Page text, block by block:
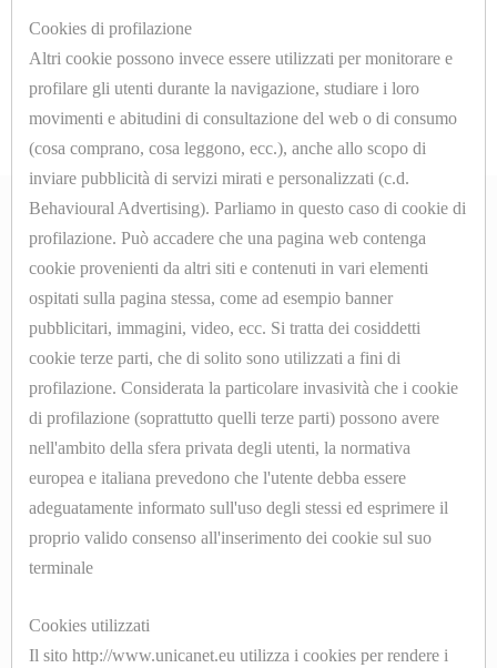
CAVI,
TUBI
GUAINE
MANOMETRI
MICROINTERRUTTORI
MOLLE
PARTI
DI
RICAMBIO
PER
MACCHINE
DA
PISTOLE
<< < 1
ABOUT
Azienda
Contatti
Privacy Policy
Cookies di profilazione
Altri cookie possono invece essere utilizzati per monitorare e
profilare gli utenti durante la navigazione, studiare i loro
movimenti e abitudini di consultazione del web o di consumo
(cosa comprano, cosa leggono, ecc.), anche allo scopo di
inviare pubblicità di servizi mirati e personalizzati (c.d.
Behavioural Advertising). Parliamo in questo caso di cookie di
profilazione. Può accadere che una pagina web contenga
cookie provenienti da altri siti e contenuti in vari elementi
ospitati sulla pagina stessa, come ad esempio banner
pubblicitari, immagini, video, ecc. Si tratta dei cosiddetti
cookie terze parti, che di solito sono utilizzati a fini di
profilazione. Considerata la particolare invasività che i cookie
di profilazione (soprattutto quelli terze parti) possono avere
nell'ambito della sfera privata degli utenti, la normativa
europea e italiana prevedono che l'utente debba essere
adeguatamente informato sull'uso degli stessi ed esprimere il
proprio valido consenso all'inserimento dei cookie sul suo
terminale
Cookies utilizzati
Il sito http://www.unicanet.eu utilizza i cookies per rendere i